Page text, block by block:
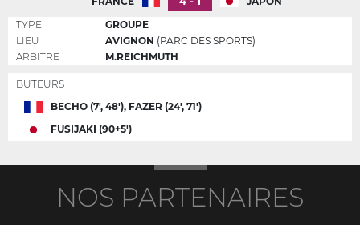
TYPE
GROUPE
LIEU
AVIGNON (PARC DES SPORTS)
ARBITRE
M.REICHMUTH
BUTEURS
BECHO (7', 48'), FAZER (24', 71')
FUSIJAKI (90+5')
NOS PARTENAIRES